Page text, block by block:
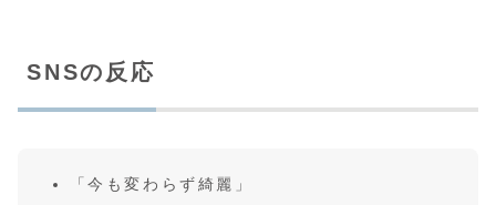
SNSの反応
「今も変わらず綺麗」